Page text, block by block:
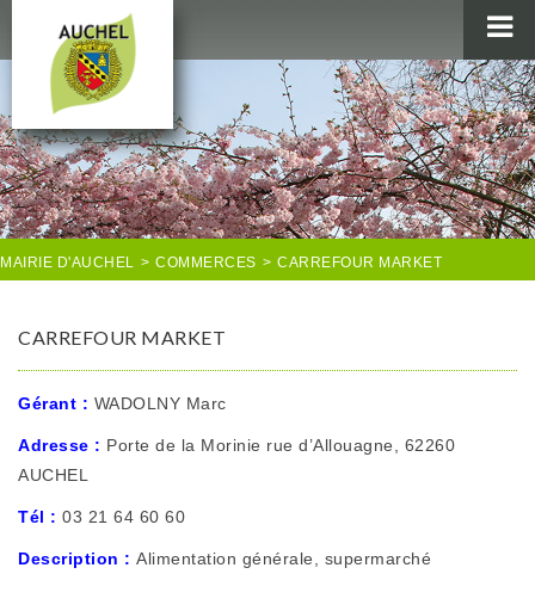
MAIRIE
AU QUOTIDIEN
AGENDA & LOISIRS
AUCHEL EN IMAGES
MAIRIE D'AUCHEL > COMMERCES > CARREFOUR MARKET
CARREFOUR MARKET
Gérant : WADOLNY Marc
Adresse : Porte de la Morinie rue d’Allouagne, 62260
AUCHEL
Tél : 03 21 64 60 60
Description : Alimentation générale, supermarché